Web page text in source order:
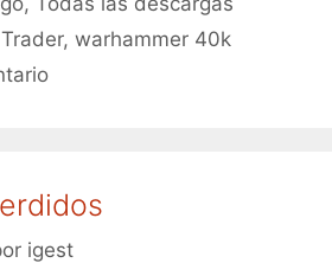
,warhammer 40k
igest